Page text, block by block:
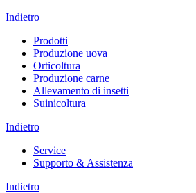
Indietro
Prodotti
Produzione uova
Orticoltura
Produzione carne
Allevamento di insetti
Suinicoltura
Indietro
Service
Supporto & Assistenza
Indietro